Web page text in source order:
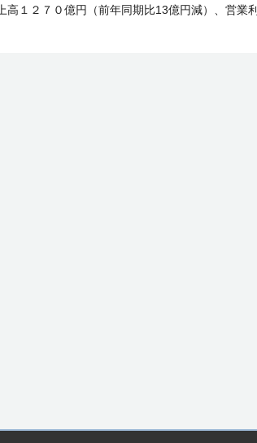
１２７０億円（前年同期比13億円減）、営業利